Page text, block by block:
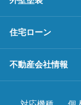
住宅ローン
不動産会社情報